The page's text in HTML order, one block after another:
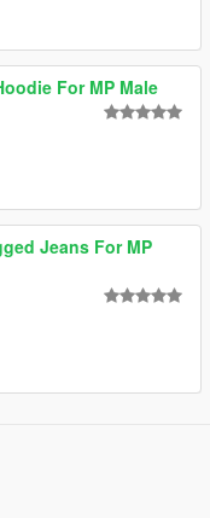
For MP Male
Jeans For MP